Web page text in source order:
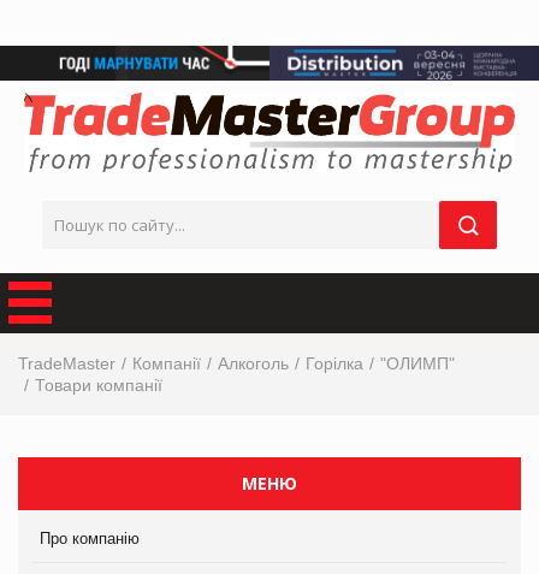
TradeMaster Компанії Алкоголь Горілка
"ОЛИМП"
Товари компанії
МЕНЮ
Про компанію